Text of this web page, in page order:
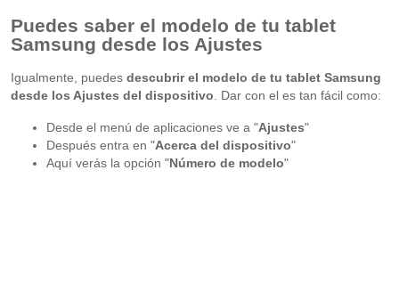
Puedes saber el modelo de tu tablet
Samsung desde los Ajustes
Igualmente, puedes descubrir el modelo de tu tablet Samsung
desde los Ajustes del dispositivo . Dar con el es tan fácil como:
Desde el menú de aplicaciones ve a "Ajustes"
Después entra en "Acerca del dispositivo"
Aquí verás la opción "Número de modelo"